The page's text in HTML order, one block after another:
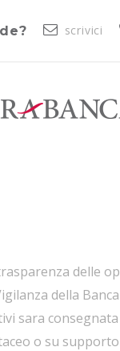
scrivici
delle
della
sara
o su